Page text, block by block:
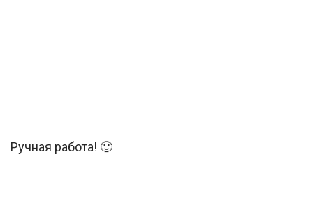
Ручная работа! 🙂